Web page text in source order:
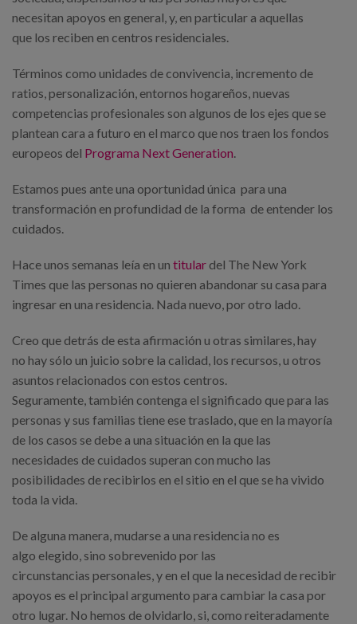
necesitan apoyos en general, y, en particular a aquellas
que los reciben en centros residenciales.
Términos como unidades de convivencia, incremento de
ratios, personalización, entornos hogareños, nuevas
competencias profesionales son algunos de los ejes que se
plantean cara a futuro en el marco que nos traen los fondos
europeos del Programa Next Generation.
Estamos pues ante una oportunidad única para una
transformación en profundidad de la forma de entender los
cuidados.
Hace unos semanas leía en un titular del The New York
Times que las personas no quieren abandonar su casa para
ingresar en una residencia. Nada nuevo, por otro lado.
Creo que detrás de esta afirmación u otras similares, hay
no hay sólo un juicio sobre la calidad, los recursos, u otros
asuntos relacionados con estos centros.
Seguramente, también contenga el significado que para las
personas y sus familias tiene ese traslado, que en la mayoría
de los casos se debe a una situación en la que las
necesidades de cuidados superan con mucho las
posibilidades de recibirlos en el sitio en el que se ha vivido
toda la vida.
De alguna manera, mudarse a una residencia no es
algo elegido, sino sobrevenido por las
circunstancias personales, y en el que la necesidad de recibir
apoyos es el principal argumento para cambiar la casa por
otro lugar. No hemos de olvidarlo, si, como reiteradamente